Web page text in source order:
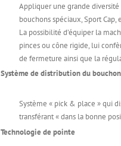
Appliquer une grande
bouchons spéciaux, Sport
La possibilité d’équiper la
pinces ou cône rigide, lui
de fermeture ainsi que la
Système de distribution du bouchon
Système « pick & place » qui
transférant « dans la bonne
Technologie de pointe